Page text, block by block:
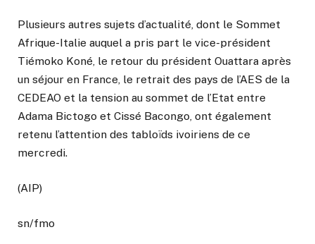
Plusieurs autres sujets d’actualité, dont le Sommet
Afrique-Italie auquel a pris part le vice-président
Tiémoko Koné, le retour du président Ouattara après
un séjour en France, le retrait des pays de l’AES de la
CEDEAO et la tension au sommet de l’Etat entre
Adama Bictogo et Cissé Bacongo, ont également
retenu l’attention des tabloïds ivoiriens de ce
mercredi.
(AIP)
sn/fmo